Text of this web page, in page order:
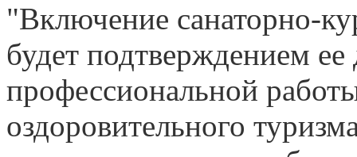
"Включение санаторно-
будет подтверждением
профессиональной
оздоровительного